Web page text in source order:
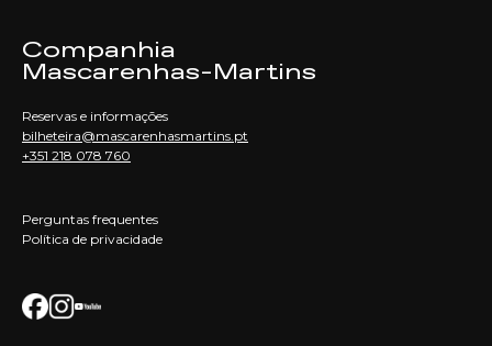
Companhia
Mascarenhas-Martins
Reservas e informações
bilheteira@mascarenhasmartins.pt
+351 218 078 760
Perguntas frequentes
Política de privacidade